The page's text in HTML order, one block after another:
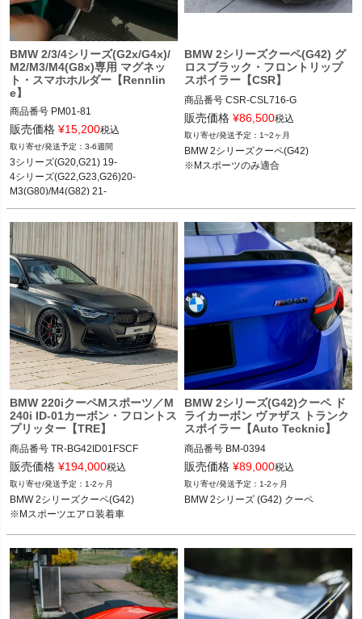
BMW 2/3/4シリーズ(G2x/G4x)/
M2/M3/M4(G8x)専用 マグネッ
ト・スマホホルダー【Rennlin
e】
商品番号 PM01-81
PM01-81
12REN"PM01.81"
2シリーズクーペ/カブリオレ(G4x) 22-
3シリーズ(G20,G21) 19-
4シリーズ(G22,G23,G26) 20-
M2(G87)/M3(G80)/M4(G82) 21-
Z4(G29) 19-
販売価格 ¥15,200税込
3-6週間
3シリーズ(G20,G21) 19-
4シリーズ(G22,G23,G26)20-
M3(G80)/M4(G82) 21-
BMW 2シリーズクーペ(G42) グ
ロスブラック・フロントリップ
スポイラー【CSR】
商品番号 CSR-CSL716-G
CSL716-G
BMW 2シリーズクーペ(G42) 21-
※Mスポーツのみ適合
販売価格 ¥86,500税込
1~2ヶ月
BMW 2シリーズクーペ(G42)
※Mスポーツのみ適合
BMW 220iクーペMスポーツ／M
240i ID-01カーボン・フロントス
プリッター【TRE】
商品番号 TR-BG42ID01FSCF
BMW 2シリーズクーペ(G42) 21-
※Mスポーツエアロ装着車
販売価格 ¥194,000税込
1-2ヶ月
BMW 2シリーズクーペ(G42)
※Mスポーツエアロ装着車
BMW 2シリーズ(G42)クーペ ド
ライカーボン ヴァザス トランク
スポイラー【Auto Tecknic】
商品番号 BM-0394
BM-0394
BMW 2シリーズ (G42) クーペ 22-
販売価格 ¥89,000税込
1-2ヶ月
BMW 2シリーズ (G42) クーペ